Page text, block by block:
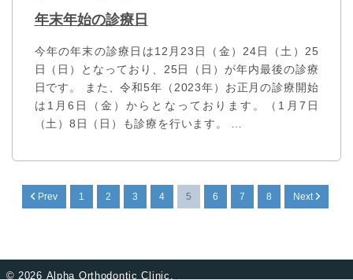
年末年始の診療日
今年の年末の診療日は12月23日（金）24日（土）25
日（日）となっており、25日（日）が年内最後の診療
日です。 また、令和5年（2023年）お正月の診療開始
は1月6日（金）からとなっております。（1月7日
（土）8日（日）も診療を行います。 …
Prev 1 2 3 4 5 6 7 8 Next
© 2026 Alpha Orthodontic Clinic.